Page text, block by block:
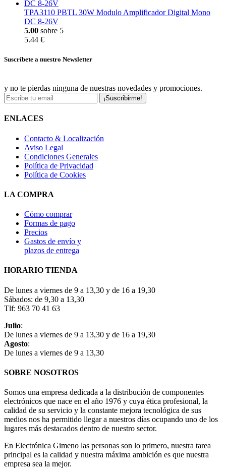
TPA3110 PBTL 30W Modulo Amplificador Digital Mono
DC 8-26V
5.00 sobre 5
5.44 €
Suscríbete a nuestro Newsletter
y no te pierdas ninguna de nuestras novedades y promociones.
¡Suscribirme!
ENLACES
Contacto & Localización
Aviso Legal
Condiciones Generales
Política de Privacidad
Política de Cookies
LA COMPRA
Cómo comprar
Formas de pago
Precios
Gastos de envío y
plazos de entrega
HORARIO TIENDA
De lunes a viernes de 9 a 13,30 y de 16 a 19,30
Sábados: de 9,30 a 13,30
Tlf: 963 70 41 63
Julio:
De lunes a viernes de 9 a 13,30 y de 16 a 19,30
Agosto:
De lunes a viernes de 9 a 13,30
SOBRE NOSOTROS
Somos una empresa dedicada a la distribución de componentes
electrónicos que nace en el año 1976 y cuya ética profesional, la
calidad de su servicio y la constante mejora tecnológica de sus
medios nos ha permitido llegar a nuestros días ocupando uno de los
lugares más destacados dentro de nuestro sector.
En Electrónica Gimeno las personas son lo primero, nuestra tarea
principal es la calidad y nuestra máxima ambición es que nuestra
empresa sea la mejor.